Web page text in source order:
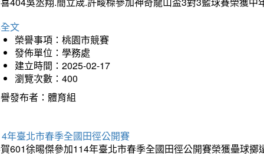
文
榮譽事項：桃園市競賽
發佈單位：學務處
建立時間：2025-02-17
瀏覽次數：400
發布者：體育組
年臺北市春季全國田徑公開賽
601徐晹傑參加114年臺北市春季全國田徑公開賽榮獲壘球擲